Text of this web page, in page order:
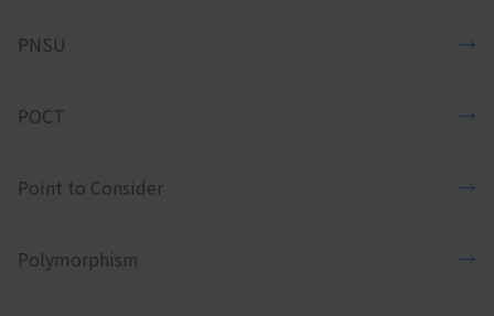
PNSU →
POCT →
Point to Consider →
Polymorphism →